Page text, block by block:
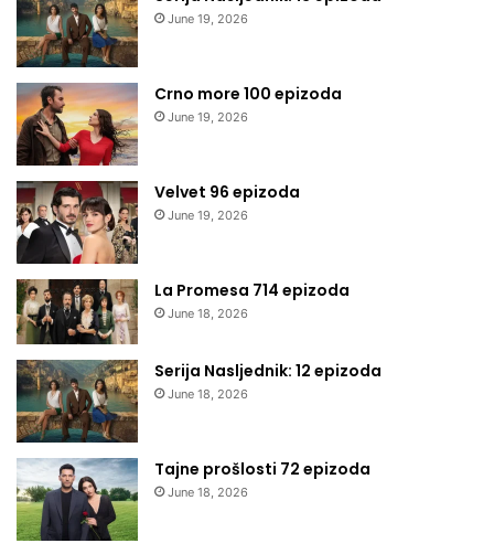
June 19, 2026
Crno more 100 epizoda
June 19, 2026
Velvet 96 epizoda
June 19, 2026
La Promesa 714 epizoda
June 18, 2026
Serija Nasljednik: 12 epizoda
June 18, 2026
Tajne prošlosti 72 epizoda
June 18, 2026